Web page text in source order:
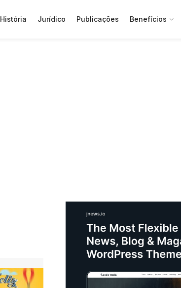
História Jurídico Publicações Benefícios